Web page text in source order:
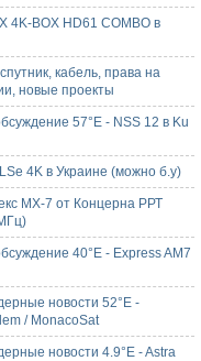
4K-BOX HD61 COMBO в
кабель, права на
новые проекты
57°E - NSS 12 в Ku
4K в Украине (можно б.у)
МХ-7 от Концерна РРТ
40°E - Express AM7
новости 52°E -
/ MonacoSat
новости 4.9°E - Astra